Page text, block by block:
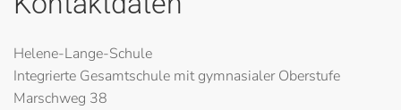
Helene-Lange-Schule
Integrierte Gesamtschule mit gymnasialer Oberstufe
Marschweg 38